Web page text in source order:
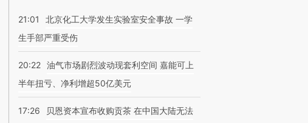
21:01
北京化工大学发生实验室安全事故 一学
生手部严重受伤
20:22 油气市场剧烈波动现套利空间 嘉能可上
半年扭亏、净利增超50亿美元
17:26
贝恩资本宣布收购贡茶 在中国大陆无法